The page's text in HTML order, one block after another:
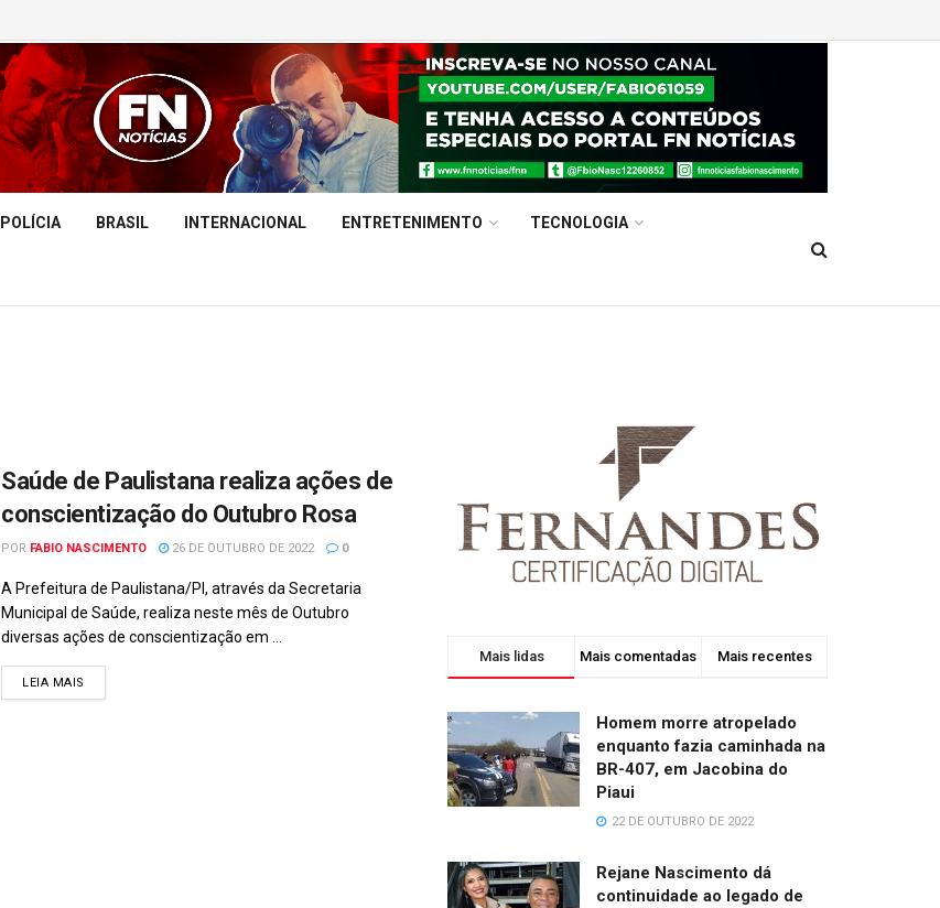
POLÍCIA BRASIL INTERNACIONAL ENTRETENIMENTO TECNOLOGIA
Saúde de Paulistana realiza ações de
conscientização do Outubro Rosa
POR FABIO NASCIMENTO 26 DE OUTUBRO DE 2022 0
A Prefeitura de Paulistana/PI, através da Secretaria
Municipal de Saúde, realiza neste mês de Outubro
diversas ações de conscientização em ...
LEIA MAIS
Mais lidas Mais comentadas Mais recentes
Homem morre atropelado
enquanto fazia caminhada na
BR-407, em Jacobina do
Piaui
22 DE OUTUBRO DE 2022
Rejane Nascimento dá
continuidade ao legado de